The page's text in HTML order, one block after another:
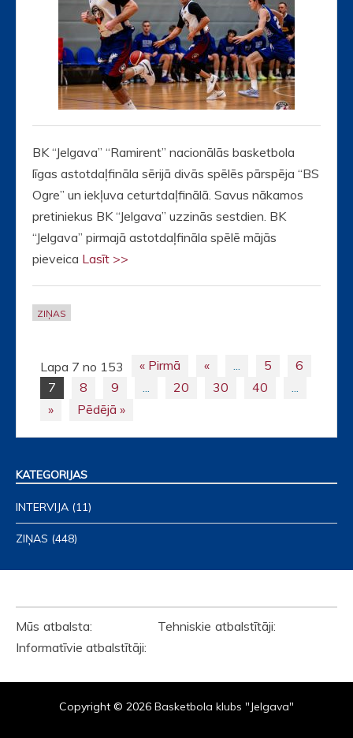
BK “Jelgava” “Ramirent” nacionālās basketbola
līgas astotdaļfināla sērijā divās spēlēs pārspēja “BS
Ogre” un iekļuva ceturtdaļfinālā. Savus nākamos
pretiniekus BK “Jelgava” uzzinās sestdien. BK
“Jelgava” pirmajā astotdaļfināla spēlē mājās
pieveica Lasīt >>
ZIŅAS
Posts
navigation
Lapa 7 no 153 « Pirmā « ... 5
6
7
8 9 ... 20 30 40
...
»
Pēdējā »
KATEGORIJAS
INTERVIJA (11)
ZIŅAS (448)
Mūs atbalsta: Tehniskie atbalstītāji:
Informatīvie atbalstītāji:
Copyright © 2026 Basketbola klubs "Jelgava"